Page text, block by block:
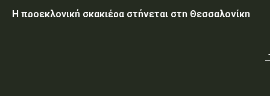
Η προεκλογική σκακιέρα στήνεται στη Θεσσαλονίκη
Υεμένη: Στους 58 οι νεκροί, δεκάδες οι τραυματίες από